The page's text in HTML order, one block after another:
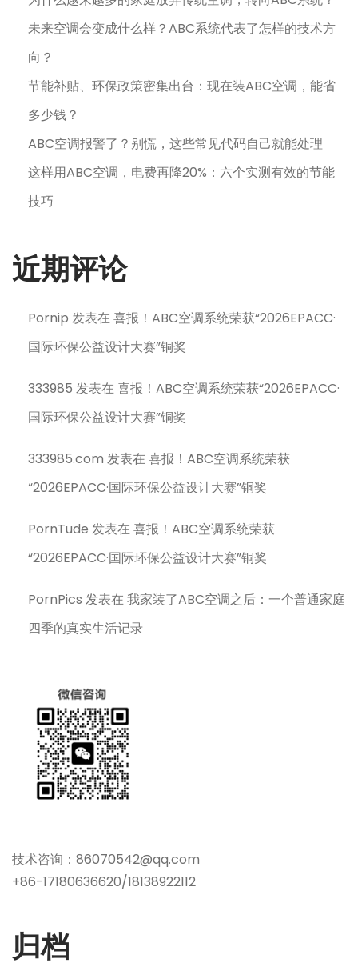
未来空调会变成什么样？ABC系统代表了怎样的技术方
向？
节能补贴、环保政策密集出台：现在装ABC空调，能省
多少钱？
ABC空调报警了？别慌，这些常见代码自己就能处理
这样用ABC空调，电费再降20%：六个实测有效的节能
技巧
近期评论
Pornip 发表在喜报！ABC空调系统荣获“2026EPACC·
国际环保公益设计大赛”铜奖
333985 发表在喜报！ABC空调系统荣获“2026EPACC·
国际环保公益设计大赛”铜奖
333985.com 发表在喜报！ABC空调系统荣获
“2026EPACC·国际环保公益设计大赛”铜奖
PornTude 发表在喜报！ABC空调系统荣获
“2026EPACC·国际环保公益设计大赛”铜奖
PornPics 发表在我家装了ABC空调之后：一个普通家庭
四季的真实生活记录
技术咨询：86070542@qq.com
+86-17180636620/18138922112
归档